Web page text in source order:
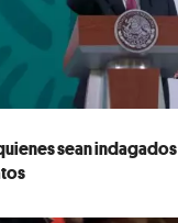
sean